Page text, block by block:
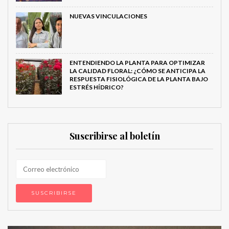
NUEVAS VINCULACIONES
ENTENDIENDO LA PLANTA PARA OPTIMIZAR
LA CALIDAD FLORAL: ¿CÓMO SE ANTICIPA LA
RESPUESTA FISIOLÓGICA DE LA PLANTA BAJO
ESTRÉS HÍDRICO?
Suscribirse al boletín